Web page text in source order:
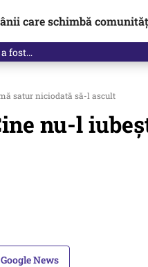
care schimbă
de…
satur niciodată să-l ascult
nu-l
News